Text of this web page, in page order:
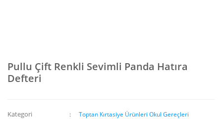
Pullu Çift Renkli Sevimli Panda Hatıra
Defteri
Kategori Toptan Kırtasiye Ürünleri Okul Gereçleri